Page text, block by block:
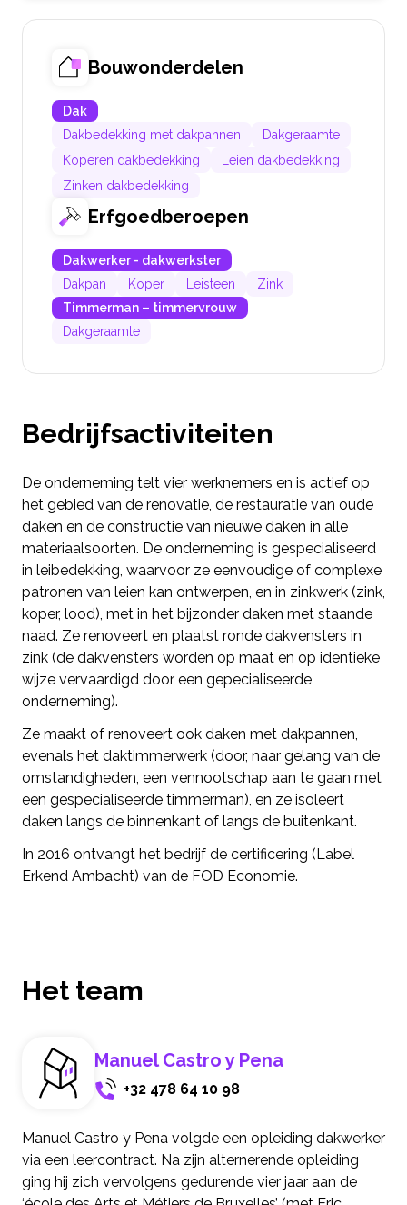
Bouwonderdelen
Dak
Dakbedekking met dakpannen
Dakgeraamte
Koperen dakbedekking
Leien dakbedekking
Zinken dakbedekking
Erfgoedberoepen
Dakwerker - dakwerkster
Dakpan
Koper Leisteen
Zink
Timmerman – timmervrouw
Dakgeraamte
Bedrijfsactiviteiten
De onderneming telt vier werknemers en is actief op
het gebied van de renovatie, de restauratie van oude
daken en de constructie van nieuwe daken in alle
materiaalsoorten. De onderneming is gespecialiseerd
in leibedekking, waarvoor ze eenvoudige of complexe
patronen van leien kan ontwerpen, en in zinkwerk (zink,
koper, lood), met in het bijzonder daken met staande
naad. Ze renoveert en plaatst ronde dakvensters in
zink (de dakvensters worden op maat en op identieke
wijze vervaardigd door een gepecialiseerde
onderneming).
Ze maakt of renoveert ook daken met dakpannen,
evenals het daktimmerwerk (door, naar gelang van de
omstandigheden, een vennootschap aan te gaan met
een gespecialiseerde timmerman), en ze isoleert
daken langs de binnenkant of langs de buitenkant.
In 2016 ontvangt het bedrijf de certificering (Label
Erkend Ambacht) van de FOD Economie.
Het team
Manuel Castro y Pena
+32 478 64 10 98
Manuel Castro y Pena volgde een opleiding dakwerker
via een leercontract. Na zijn alternerende opleiding
ging hij zich vervolgens gedurende vier jaar aan de